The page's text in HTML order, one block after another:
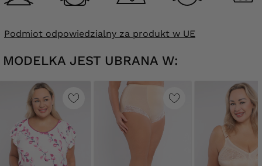
Podmiot odpowiedzialny za produkt w UE
MODELKA JEST UBRANA W: